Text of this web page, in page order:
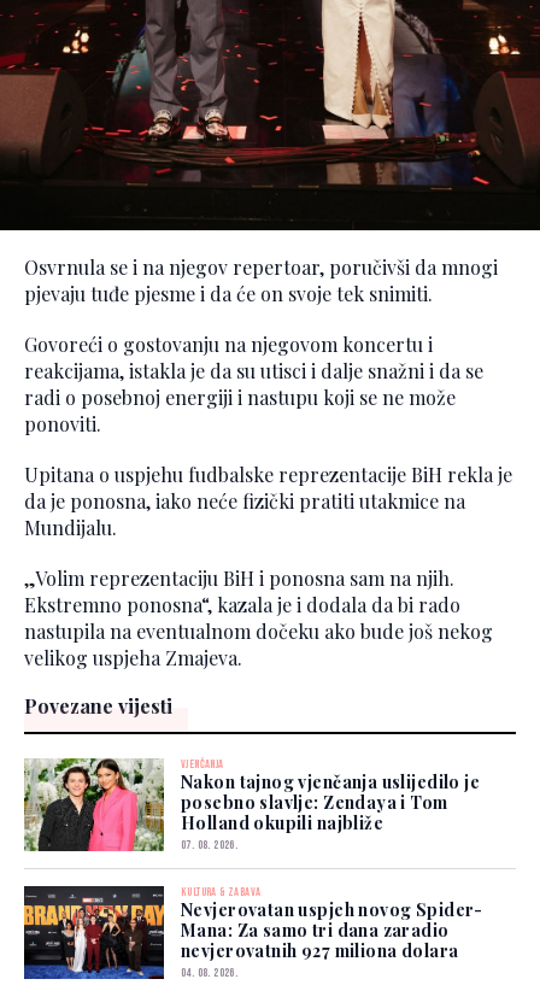
Osvrnula se i na njegov repertoar, poručivši da mnogi
pjevaju tuđe pjesme i da će on svoje tek snimiti.
Govoreći o gostovanju na njegovom koncertu i
reakcijama, istakla je da su utisci i dalje snažni i da se
radi o posebnoj energiji i nastupu koji se ne može
ponoviti.
Upitana o uspjehu fudbalske reprezentacije BiH rekla je
da je ponosna, iako neće fizički pratiti utakmice na
Mundijalu.
„Volim reprezentaciju BiH i ponosna sam na njih.
Ekstremno ponosna“, kazala je i dodala da bi rado
nastupila na eventualnom dočeku ako bude još nekog
velikog uspjeha Zmajeva.
Povezane vijesti
VJENČANJA
Nakon tajnog vjenčanja uslijedilo je
posebno slavlje: Zendaya i Tom
Holland okupili najbliže
07. 08. 2026.
KULTURA & ZABAVA
Nevjerovatan uspjeh novog Spider-
Mana: Za samo tri dana zaradio
nevjerovatnih 927 miliona dolara
04. 08. 2026.